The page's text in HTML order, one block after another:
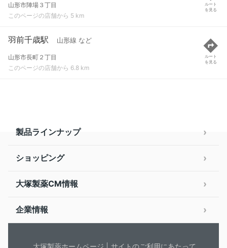
山形市陣場３丁目
このページの店舗から 5 km
ルート
を見る
羽前千歳駅 山形線 など
山形市長町２丁目
このページの店舗から 6.8 km
ルート
を見る
製品ラインナップ
ショッピング
大塚製薬CM情報
企業情報